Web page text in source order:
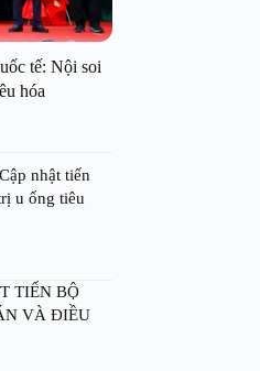
tế: Nội soi
hóa
nhật tiến
u ống tiêu
TIẾN BỘ
VÀ ĐIỀU